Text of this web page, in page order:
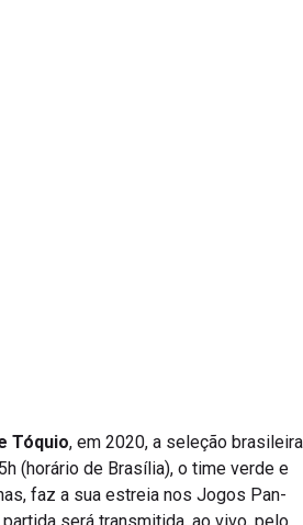
Tóquio , em 2020, a seleção brasileira
(horário de Brasília), o time verde e
faz a sua estreia nos Jogos Pan-
será transmitida, ao vivo, pelo